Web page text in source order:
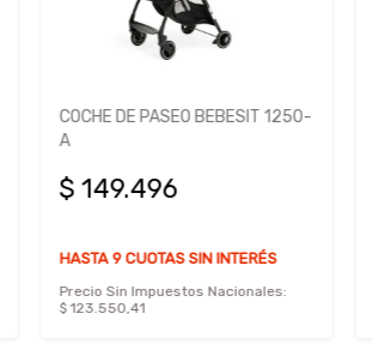
COCHE DE PASEO BEBESIT 1250-
A
$ 149.496
HASTA 9 CUOTAS SIN INTERÉS
Precio Sin Impuestos Nacionales:
$ 123.550,41